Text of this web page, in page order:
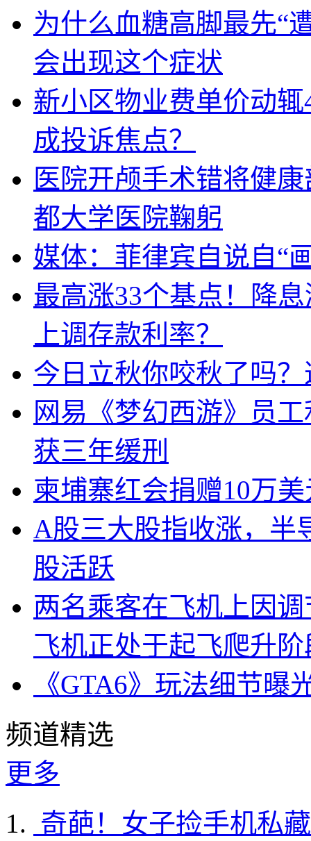
为什么血糖高脚最先“
会出现这个症状
新小区物业费单价动
成投诉焦点？
医院开颅手术错将健
都大学医院鞠躬
媒体：菲律宾自说自“
最高涨33个基点！降
上调存款利率？
今日立秋你咬秋了吗
网易《梦幻西游》员
获三年缓刑
柬埔寨红会捐赠10万
A股三大股指收涨，半
股活跃
两名乘客在飞机上因
飞机正处于起飞爬升阶
《GTA6》玩法细节
频道精选
更多
奇葩！女子捡手机私